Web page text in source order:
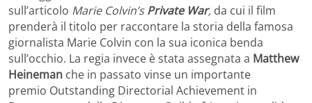
sull’articolo Marie Colvin’sPrivate War, da cui il film
prenderà il titolo per raccontare la storia della famosa
giornalista Marie Colvin con la sua iconica benda
sull’occhio. La regia invece è stata assegnata a Matthew
Heineman che in passato vinse un importante
premio Outstanding Directorial Achievement in